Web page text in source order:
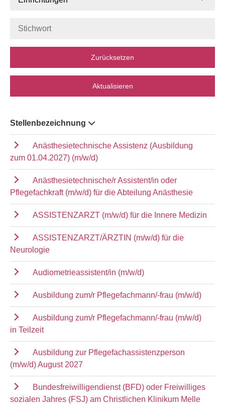
Zurücksetzen
Aktualisieren
Stellenbezeichnung
Anästhesietechnische Assistenz (Ausbildung
zum 01.04.2027) (m/w/d)
Anästhesietechnische/r Assistent/in oder
Pflegefachkraft (m/w/d) für die Abteilung Anästhesie
ASSISTENZARZT (m/w/d) für die Innere Medizin
ASSISTENZARZT/ÄRZTIN (m/w/d) für die
Neurologie
Audiometrieassistent/in (m/w/d)
Ausbildung zum/r Pflegefachmann/-frau (m/w/d)
Ausbildung zum/r Pflegefachmann/-frau (m/w/d)
in Teilzeit
Ausbildung zur Pflegefachassistenzperson
(m/w/d) August 2027
Bundesfreiwilligendienst (BFD) oder Freiwilliges
sozialen Jahres (FSJ) am Christlichen Klinikum Melle